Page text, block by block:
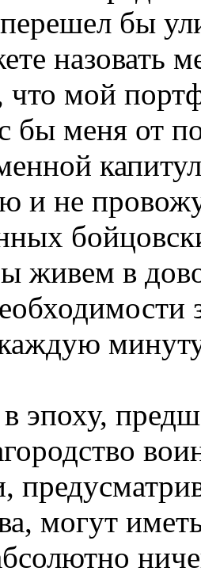
бы
назовать
мой
бы меня от
и не
живем в
эпоху,
могут